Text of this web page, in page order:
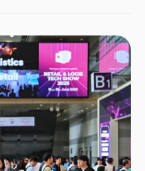
인으로 꼽았다. 그는 “AI 경쟁이
이 크다”며 다층 검증 체계와
인프라 구축이 필요하다고
뢰’로 이동하고 있다는 의미다.
빠르게 확장되는 시점에서, 안전
제로 부상하고 있다. AI가 스스로
중요해지고 있다는 것이다. 현대
상자인 벤지오 교수가 오는 6월
과 함께 열리는 '제8회 국제
테크콘2026)'에 온라인으로